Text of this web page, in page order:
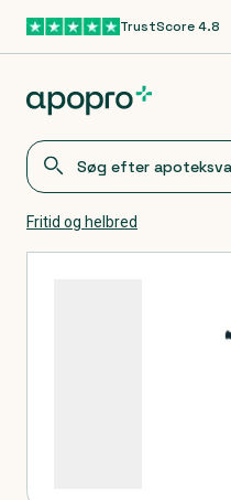
Gå til hovedindholdTrustScore 4.8
Fritid og helbred